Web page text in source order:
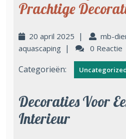
Prachtige
20 april 2025 |
mb-
aquascaping | 0 Reactie
Categorieën:
Decoraties Voor
Interieur